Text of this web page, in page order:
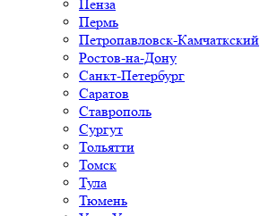
Пенза
Пермь
Петропавловск-Камчаткский
Ростов-на-Дону
Санкт-Петербург
Саратов
Ставрополь
Сургут
Тольятти
Томск
Тула
Тюмень